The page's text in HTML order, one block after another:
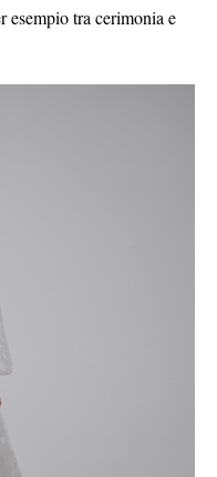
esempio tra cerimonia e